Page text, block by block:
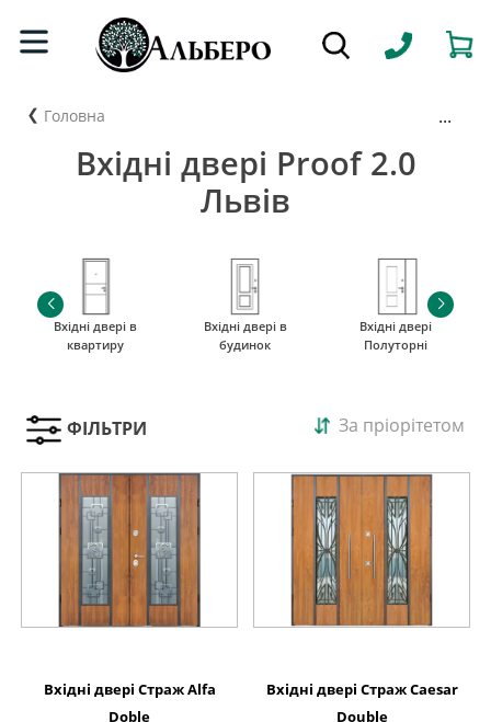
Головна ...
Вхідні двері Proof 2.0
Львів
Вхідні двері в
квартиру
Вхідні двері в
будинок
Вхідні двері
Полуторні
ФІЛЬТРИ За пріорітетом
Вхідні двері Страж Alfa
Doble
Вхідні двері Страж Caesar
Double